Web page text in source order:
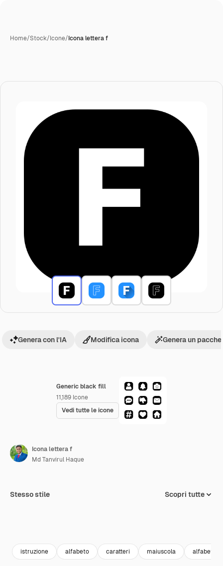
Home/Stock/Icone/Icona lettera f
Generic black fill
11,189 Icone
Vedi tutte le icone
Genera con l'IA Modifica icona Genera un
Icona lettera f
Md Tanvirul Haque
Stesso stile Scopri tutte
istruzione alfabeto caratteri maiuscola alfabetico